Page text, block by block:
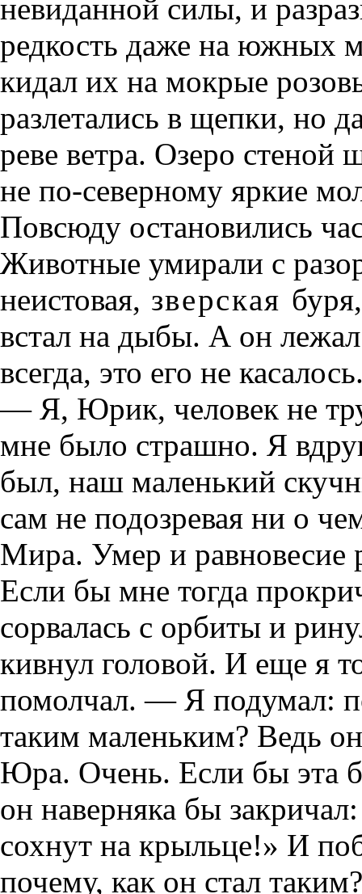
невиданной силы, и
редкость даже на южных
кидал их на мокрые
разлетались в щепки, но
реве ветра. Озеро стеной
не по-северному яркие
Повсюду остановились
Животные умирали с
неистовая, зверская
встал на дыбы. А он
всегда, это его не
— Я, Юрик, человек не
мне было страшно. Я
был, наш маленький
сам не подозревая ни о
Мира. Умер и равновесие
Если бы мне тогда
сорвалась с орбиты и
кивнул головой. И еще я
помолчал. — Я подумал:
таким маленьким? Ведь
Юра. Очень. Если бы эта
он наверняка бы
сохнут на крыльце!» И
почему, как он стал таким?